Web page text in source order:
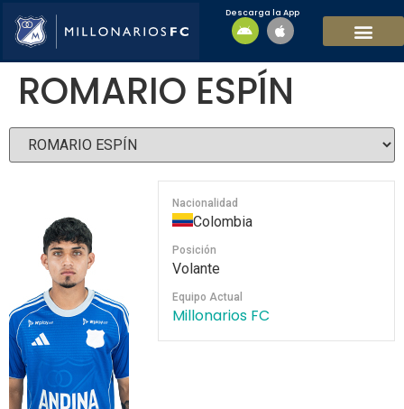
Descarga la App
ROMARIO ESPÍN
Nacionalidad
Colombia
Posición
Volante
Equipo Actual
Millonarios FC